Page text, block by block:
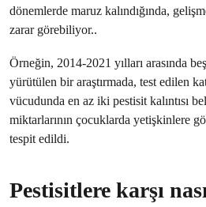
dönemlerde maruz kalındığında,
zarar görebiliyor..
Örneğin, 2014-2021 yılları arasında
yürütülen bir araştırmada, test edilen
vücudunda en az iki pestisit kalıntısı
miktarlarının çocuklarda yetişkinlere
tespit edildi.
Pestisitlere karşı